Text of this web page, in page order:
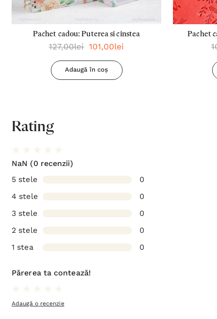
Pachet cadou: Puterea si cinstea
127,00lei 101,00lei
Adaugă în coș
Pachet
Rating
NaN (0 recenzii)
5 stele
0
4 stele
0
3 stele
0
2 stele
0
1 stea
0
Părerea ta contează!
Adaugă o recenzie